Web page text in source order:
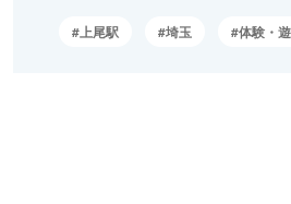
上尾駅 埼玉 体験・